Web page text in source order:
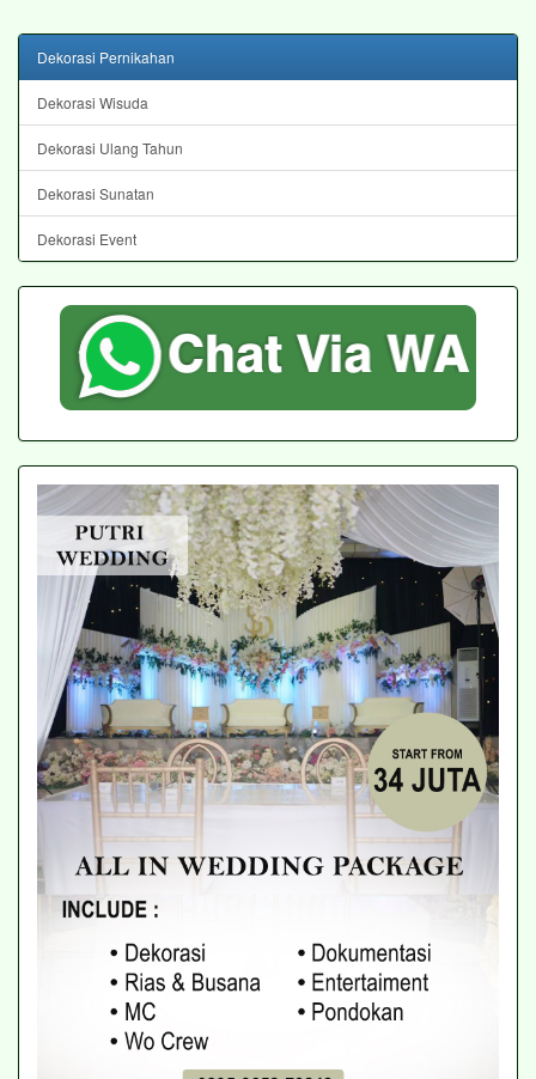
Dekorasi Pernikahan
Dekorasi Wisuda
Dekorasi Ulang Tahun
Dekorasi Sunatan
Dekorasi Event